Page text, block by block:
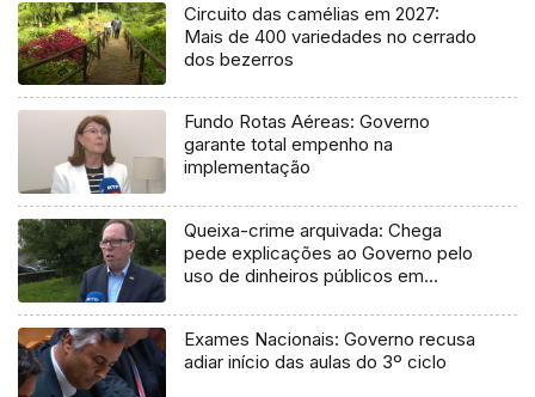
Circuito das camélias em 2027:
Mais de 400 variedades no cerrado
dos bezerros
Fundo Rotas Aéreas: Governo
garante total empenho na
implementação
Queixa-crime arquivada: Chega
pede explicações ao Governo pelo
uso de dinheiros públicos em
Exames Nacionais: Governo recusa
adiar início das aulas do 3º ciclo